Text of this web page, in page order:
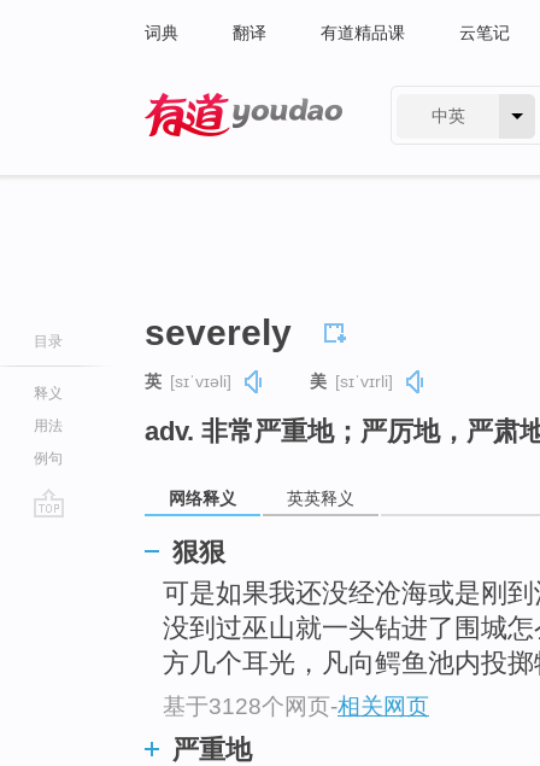
词典 翻译 有道精品课 云笔记
中英
目录
释义
用法
例句
severely
英 [sɪˈvɪəli] 美 [sɪˈvɪrli]
adv. 非常严重地；严厉地，严肃
网络释义 英英释义
狠狠
可是如果我还没经沧海或是刚
没到过巫山就一头钻进了围城
方几个耳光，凡向鳄鱼池内投
基于3128个网页-相关网页
严重地